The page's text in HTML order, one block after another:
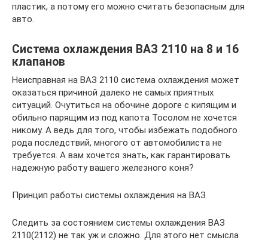
пластик, а потому его можно считать безопасным для
авто.
Система охлаждения ВАЗ 2110 на 8 и 16
клапанов
Неисправная на ВАЗ 2110 система охлаждения может
оказаться причиной далеко не самых приятных
ситуаций. Очутиться на обочине дороге с кипящим и
обильно парящим из под капота Тосолом не хочется
никому. А ведь для того, чтобы избежать подобного
рода последствий, многого от автомобилиста не
требуется. А вам хочется знать, как гарантировать
надежную работу вашего железного коня?
Принцип работы системы охлаждения на ВАЗ
Следить за состоянием системы охлаждения ВАЗ
2110(2112) не так уж и сложно. Для этого нет смысла